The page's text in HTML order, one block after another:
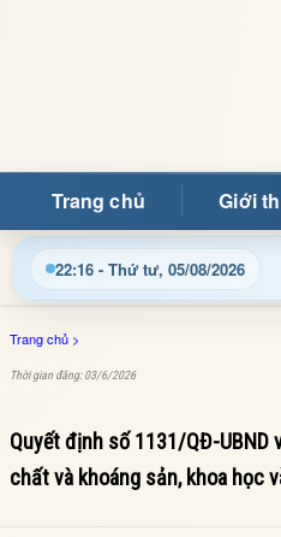
Trang chủ Giới
22:16 - Thứ tư, 05/08/2026
thông tin điều hành, thủ
Trang chủ >
Thời gian đăng: 03/6/2026
Quyết định số 1131/QĐ-
chất và khoáng sản, khoa học